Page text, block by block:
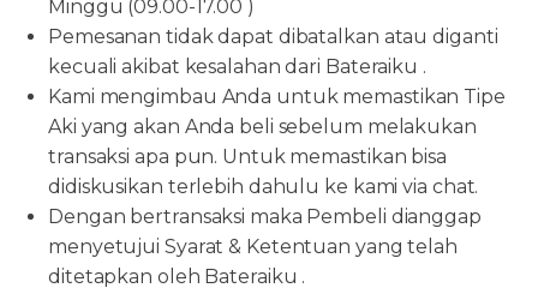
Minggu (09.00-17.00 )
Pemesanan tidak dapat dibatalkan atau diganti
kecuali akibat kesalahan dari Bateraiku .
Kami mengimbau Anda untuk memastikan Tipe
Aki yang akan Anda beli sebelum melakukan
transaksi apa pun. Untuk memastikan bisa
didiskusikan terlebih dahulu ke kami via chat.
Dengan bertransaksi maka Pembeli dianggap
menyetujui Syarat & Ketentuan yang telah
ditetapkan oleh Bateraiku .